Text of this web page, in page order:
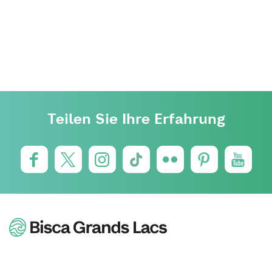
Teilen Sie Ihre Erfahrung